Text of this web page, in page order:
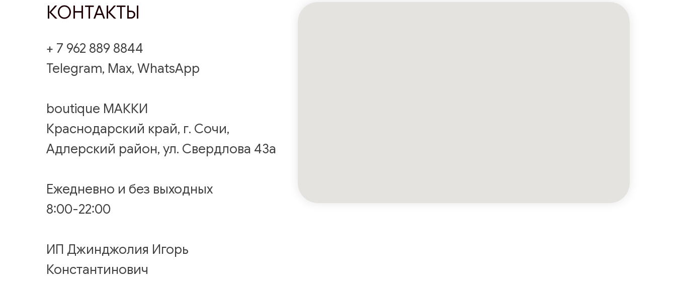
КОНТАКТЫ
+ 7 962 889 8844
Telegram, Max, WhatsApp
boutique МАККИ
Краснодарский край, г. Сочи,
Адлерский район, ул. Свердлова 43а
Ежедневно и без выходных
8:00-22:00
ИП Джинджолия Игорь
Константинович